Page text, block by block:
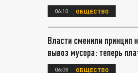
06:10 ОБЩЕСТВО
Власти сменили принцип
вывоз мусора: теперь
06:08 ОБЩЕСТВО